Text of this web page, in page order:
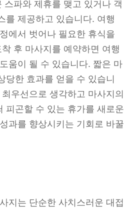
스파와 제휴를 맺고 있거나 객
를 제공하고 있습니다. 여행
에서 벗어나 필요한 휴식을
후 마사지를 예약하면 여행
움이 될 수 있습니다. 짧은 마
당한 효과를 얻을 수 있습니
우선으로 생각하고 마사지의
피곤할 수 있는 휴가를 새로운
과를 향상시키는 기회로 바꿀
지는 단순한 사치스러운 대접